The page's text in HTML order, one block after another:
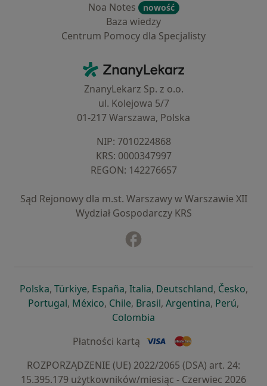
Noa Notes
nowość
Baza wiedzy
Centrum Pomocy dla Specjalisty
ZnanyLekarz - Strona główna
ZnanyLekarz Sp. z o.o.
ul. Kolejowa 5/7
01-217 Warszawa, Polska
NIP: ⁠7010224868
KRS: ⁠0000347997
REGON: ⁠142276657
Sąd Rejonowy dla m.st. Warszawy w Warszawie XII
Wydział Gospodarczy KRS
Polskaotwiera się w nowej karcie
, Türkiyeotwiera się w nowej karcie
, Españaotwiera się w nowej karcie
, Italiaotwiera się w nowej
, Deutschlandotwiera się
, Česko,
Portugalotwiera się w nowej karcie
, Méxicootwiera się w nowej karcie
, Chileotwiera się w nowej karcie
, Brasilotwiera się w nowej
, Argentinaotwiera się
, Perú,
Colombia
Płatności kartą
ROZPORZĄDZENIE (UE) 2022/2065 (DSA) art. 24:
15.395.179 użytkowników/miesiąc - Czerwiec 2026